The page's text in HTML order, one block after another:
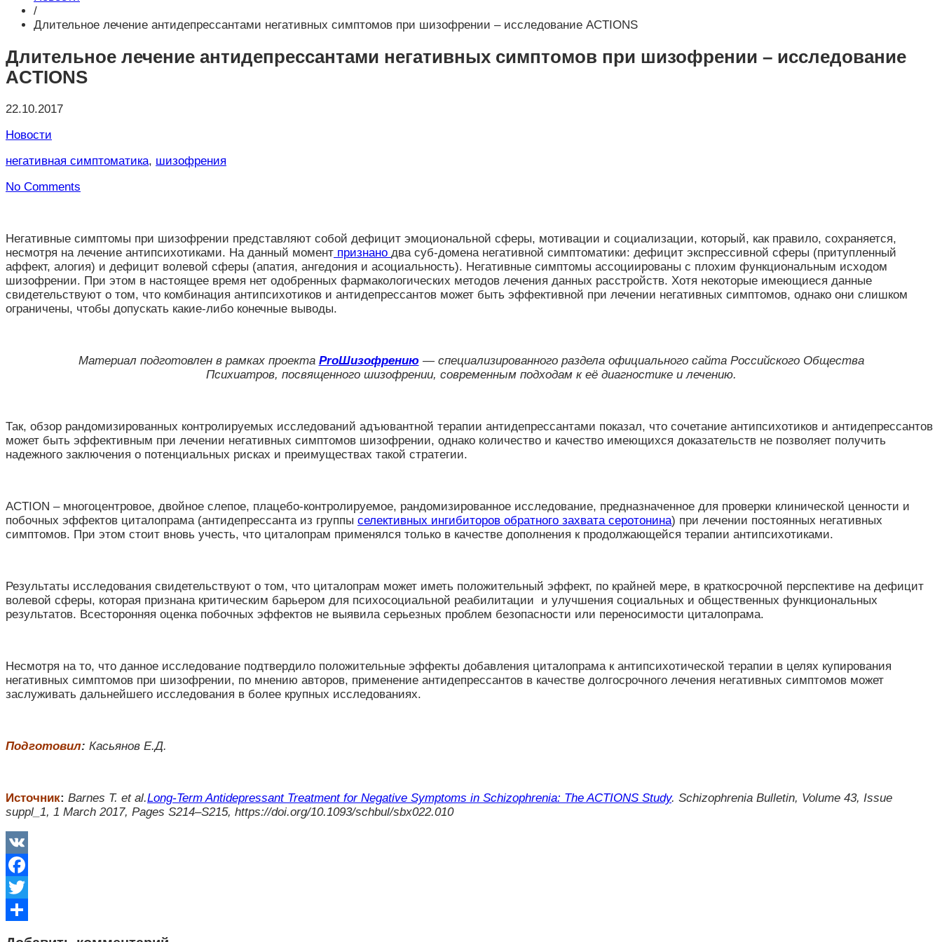
/
Длительное лечение антидепрессантами негативных симптомов при шизофрении – исследование ACTIONS
Длительное лечение антидепрессантами негативных симптомов при шизофрении – исследование
ACTIONS
22.10.2017
Новости
негативная симптоматика, шизофрения
No Comments
Негативные симптомы при шизофрении представляют собой дефицит эмоциональной сферы, мотивации и социализации, который, как правило, сохраняется,
несмотря на лечение антипсихотиками. На данный момент признано два суб-домена негативной симптоматики: дефицит экспрессивной сферы (притупленный
аффект, алогия) и дефицит волевой сферы (апатия, ангедония и асоциальность). Негативные симптомы ассоциированы с плохим функциональным исходом
шизофрении. При этом в настоящее время нет одобренных фармакологических методов лечения данных расстройств. Хотя некоторые имеющиеся данные
свидетельствуют о том, что комбинация антипсихотиков и антидепрессантов может быть эффективной при лечении негативных симптомов, однако они слишком
ограничены, чтобы допускать какие-либо конечные выводы.
Материал подготовлен в рамках проекта ProШизофрению— специализированного раздела официального сайта Российского Общества
Психиатров, посвященного шизофрении, современным подходам к её диагностике и лечению.
Так, обзор рандомизированных контролируемых исследований адъювантной терапии антидепрессантами показал, что сочетание антипсихотиков и антидепрессантов
может быть эффективным при лечении негативных симптомов шизофрении, однако количество и качество имеющихся доказательств не позволяет получить
надежного заключения о потенциальных рисках и преимуществах такой стратегии.
ACTION – многоцентровое, двойное слепое, плацебо-контролируемое, рандомизированное исследование, предназначенное для проверки клинической ценности и
побочных эффектов циталопрама (антидепрессанта из группы селективных ингибиторов обратного захвата серотонина) при лечении постоянных негативных
симптомов. При этом стоит вновь учесть, что циталопрам применялся только в качестве дополнения к продолжающейся терапии антипсихотиками.
Результаты исследования свидетельствуют о том, что циталопрам может иметь положительный эффект, по крайней мере, в краткосрочной перспективе на дефицит
волевой сферы, которая признана критическим барьером для психосоциальной реабилитации и улучшения социальных и общественных функциональных
результатов. Всесторонняя оценка побочных эффектов не выявила серьезных проблем безопасности или переносимости циталопрама.
Несмотря на то, что данное исследование подтвердило положительные эффекты добавления циталопрама к антипсихотической терапии в целях купирования
негативных симптомов при шизофрении, по мнению авторов, применение антидепрессантов в качестве долгосрочного лечения негативных симптомов может
заслуживать дальнейшего исследования в более крупных исследованиях.
Подготовил: Касьянов Е.Д.
Источник: Barnes T. et al.Long-Term Antidepressant Treatment for Negative Symptoms in Schizophrenia: The ACTIONS Study. Schizophrenia Bulletin, Volume 43, Issue
suppl_1, 1 March 2017, Pages S214–S215, https://doi.org/10.1093/schbul/sbx022.010
VK
Facebook
Twitter